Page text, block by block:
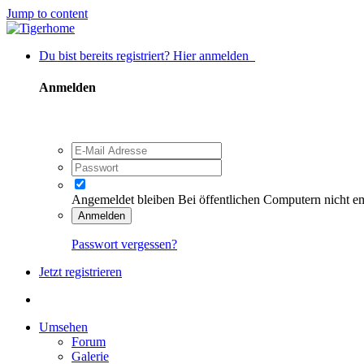
Jump to content
Du bist bereits registriert? Hier anmelden
Anmelden
Angemeldet bleiben Bei öffentlichen Computern nicht
Anmelden
Passwort vergessen?
Jetzt registrieren
Umsehen
Forum
Galerie